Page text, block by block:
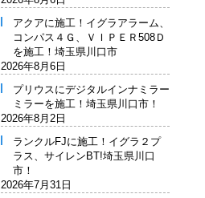
アクアに施工！イグラアラーム、
コンパス４Ｇ、ＶＩＰＥＲ508Ｄ
を施工！埼玉県川口市
2026年8月6日
プリウスにデジタルインナミラー
ミラーを施工！埼玉県川口市！
2026年8月2日
ランクルFJに施工！イグラ２プ
ラス、サイレンBT!埼玉県川口
市！
2026年7月31日